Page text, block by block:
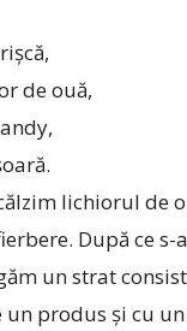
de ouă,
lichiorul de
După ce
un strat
produs și cu